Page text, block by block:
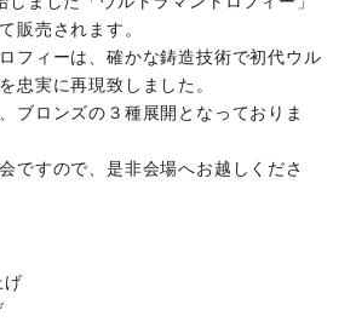
販売されます。
フィーは、確かな鋳造技術で初代ウル
忠実に再現致しました。
ブロンズの３種展開となっておりま
ですので、是非会場へお越しくださ
げ